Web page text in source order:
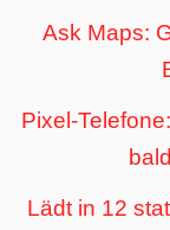
Ask Maps:
Pixel-
Lädt in 12